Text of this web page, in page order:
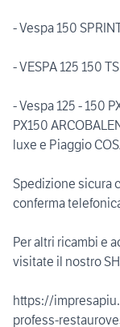
- Vespa 150
- VESPA 125 150
- Vespa 125 - 150
PX150
luxe e Piaggio
Spedizione sicura
conferma
Per altri ricambi e
visitate il nostro
https://
profess-